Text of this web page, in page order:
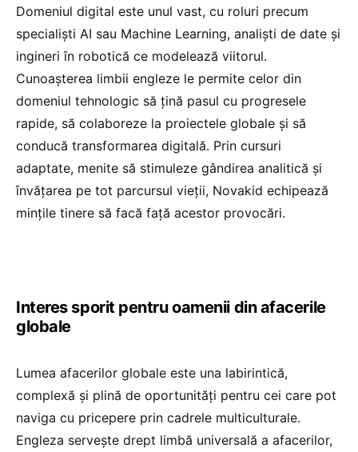
Domeniul digital este unul vast, cu roluri precum
specialiști AI sau Machine Learning, analiști de date și
ingineri în robotică ce modelează viitorul.
Cunoașterea limbii engleze le permite celor din
domeniul tehnologic să țină pasul cu progresele
rapide, să colaboreze la proiectele globale și să
conducă transformarea digitală. Prin cursuri
adaptate, menite să stimuleze gândirea analitică și
învățarea pe tot parcursul vieții, Novakid echipează
mințile tinere să facă față acestor provocări.
Interes sporit pentru oamenii din afacerile
globale
Lumea afacerilor globale este una labirintică,
complexă și plină de oportunități pentru cei care pot
naviga cu pricepere prin cadrele multiculturale.
Engleza servește drept limbă universală a afacerilor,